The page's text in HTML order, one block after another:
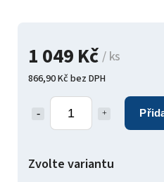
1 049 Kč/ ks
866,90 Kč bez DPH
Zvolte variantu